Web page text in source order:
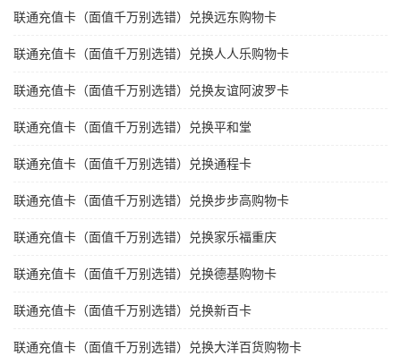
联通充值卡（面值千万别选错）兑换远东购物卡
联通充值卡（面值千万别选错）兑换人人乐购物卡
联通充值卡（面值千万别选错）兑换友谊阿波罗卡
联通充值卡（面值千万别选错）兑换平和堂
联通充值卡（面值千万别选错）兑换通程卡
联通充值卡（面值千万别选错）兑换步步高购物卡
联通充值卡（面值千万别选错）兑换家乐福重庆
联通充值卡（面值千万别选错）兑换德基购物卡
联通充值卡（面值千万别选错）兑换新百卡
联通充值卡（面值千万别选错）兑换大洋百货购物卡